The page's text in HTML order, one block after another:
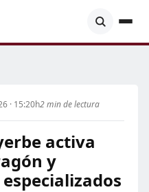
· 15:20h2 min de lectura
activa
y